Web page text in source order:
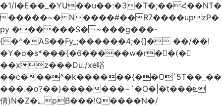
�1/I�E��_�YԱ��u��:�3
�����~�N����#��R7����upzP�ۃt{�!g����9
py ������S�~���g���-
{�^�ΆS��Fy_;������4;�{]� ��/��!
�Y�o�s*���{�6�����w�r��ٌ(�
��xz���Du./xe唂
��c�
���.�o?��}�������~`�O�|�t���ܧ
倩)N�Z�؂pB���!Q����N�/